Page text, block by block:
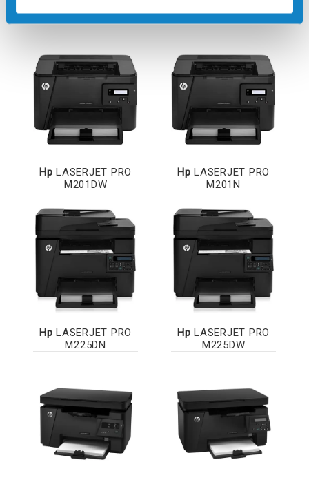
Stampanti compatibili
Hp LASERJET PRO
M201DW
Hp LASERJET PRO
M201N
Hp LASERJET PRO
M225DN
Hp LASERJET PRO
M225DW